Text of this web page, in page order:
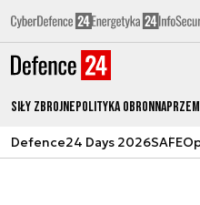
Siły zbrojnePolityka obronna
Defence24 Days 2026SAFE